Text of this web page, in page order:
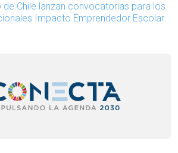
de Chile lanzan convocatorias para los
Impacto Emprendedor Escolar